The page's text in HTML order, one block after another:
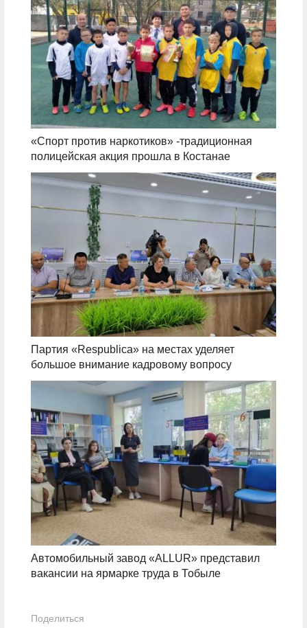
«Спорт против наркотиков» -традиционная
полицейская акция прошла в Костанае
Партия «Respublica» на местах уделяет
большое внимание кадровому вопросу
Автомобильный завод «ALLUR» представил
вакансии на ярмарке труда в Тобыле
Поделиться